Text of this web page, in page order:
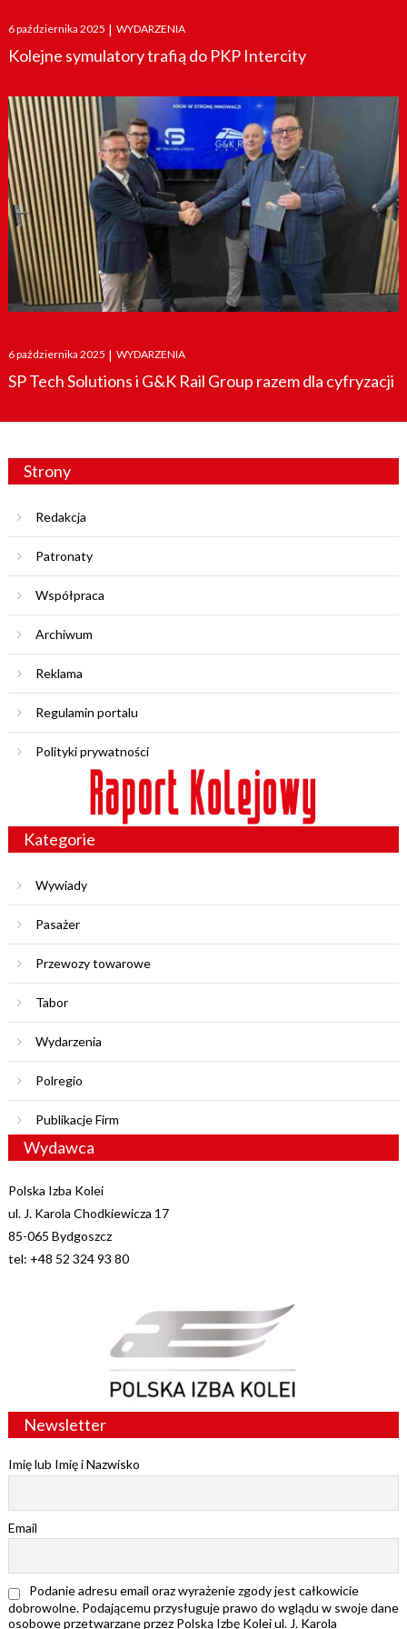
Posted
on
6 października 2025 | WYDARZENIA
Kolejne symulatory trafią do PKP Intercity
Posted
on
6 października 2025 | WYDARZENIA
SP Tech Solutions i G&K Rail Group razem dla cyfryzacji
Strony
Redakcja
Patronaty
Współpraca
Archiwum
Reklama
Regulamin portalu
Polityki prywatności
Kategorie
Wywiady
Pasażer
Przewozy towarowe
Tabor
Wydarzenia
Polregio
Publikacje Firm
Wydawca
Polska Izba Kolei
ul. J. Karola Chodkiewicza 17
85-065 Bydgoszcz
tel: +48 52 324 93 80
Newsletter
Imię lub Imię i Nazwisko
Email
Podanie adresu email oraz wyrażenie zgody jest całkowicie
dobrowolne. Podającemu przysługuje prawo do wglądu w swoje dane
osobowe przetwarzane przez Polską Izbę Kolei ul. J. Karola